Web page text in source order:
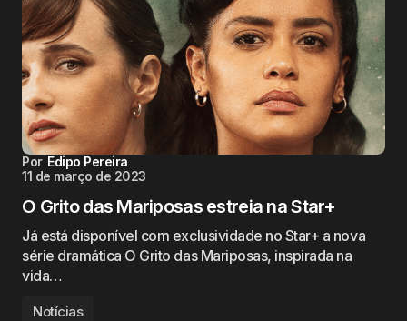
Por Edipo Pereira
11 de março de 2023
O Grito das Mariposas estreia na Star+
Já está disponível com exclusividade no Star+ a nova
série dramática O Grito das Mariposas, inspirada na
vida…
Notícias